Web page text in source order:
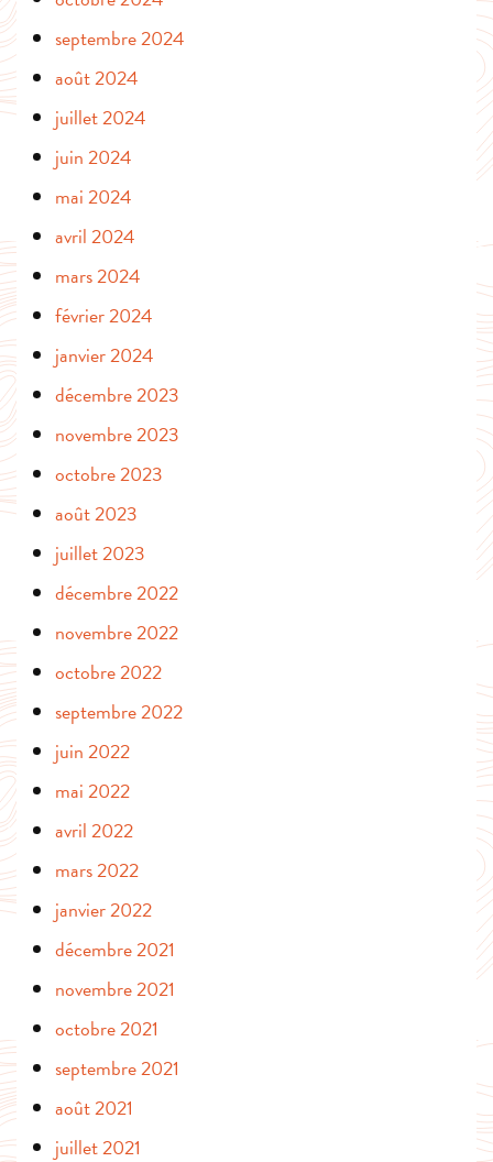
septembre 2024
août 2024
juillet 2024
juin 2024
mai 2024
avril 2024
mars 2024
février 2024
janvier 2024
décembre 2023
novembre 2023
octobre 2023
août 2023
juillet 2023
décembre 2022
novembre 2022
octobre 2022
septembre 2022
juin 2022
mai 2022
avril 2022
mars 2022
janvier 2022
décembre 2021
novembre 2021
octobre 2021
septembre 2021
août 2021
juillet 2021